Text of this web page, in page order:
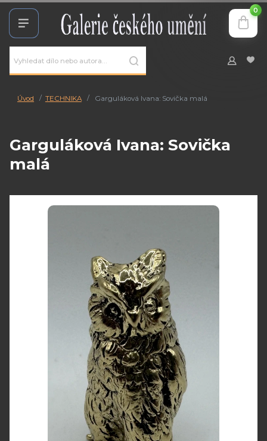
0
Úvod TECHNIKA Garguláková Ivana: Sovička malá
Garguláková Ivana: Sovička
malá